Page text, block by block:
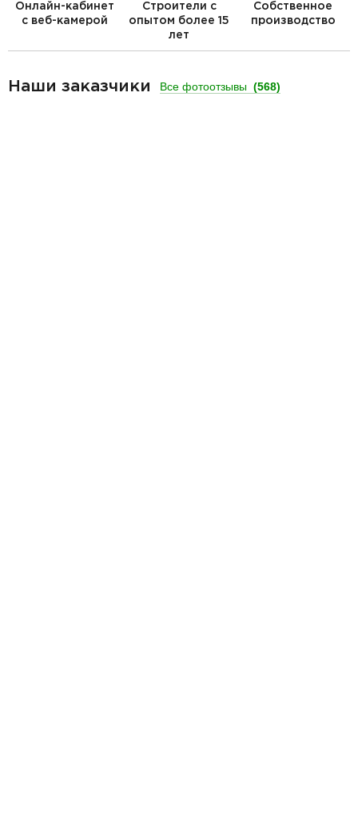
Онлайн-кабинет
с веб-камерой
Строители с
опытом более 15
лет
Собственное
производство
Наши заказчики Все фотоотзывы (568)